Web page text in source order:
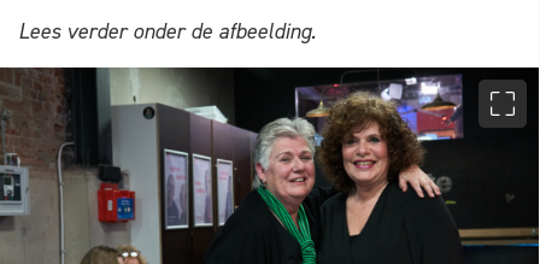
Lees verder onder de afbeelding.